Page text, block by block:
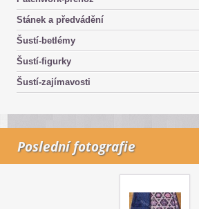
Stánek a předvádění
Šustí-betlémy
Šustí-figurky
Šustí-zajímavosti
Poslední fotografie